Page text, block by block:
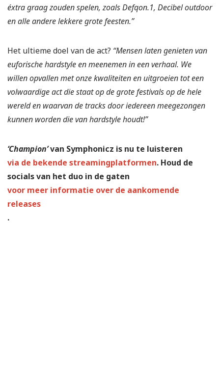
éxtra graag zouden spelen, zoals Defqon.1, Decibel outdoor
en alle andere lekkere grote feesten.”
Het ultieme doel van de act? “Mensen laten genieten van
euforische hardstyle en meenemen in een verhaal. We
willen opvallen met onze kwaliteiten en uitgroeien tot een
volwaardige act die staat op de grote festivals op de hele
wereld en waarvan de tracks door iedereen meegezongen
kunnen worden die van hardstyle houdt!”
‘Champion’van Symphonicz is nu te luisteren
via de bekende streamingplatformen. Houd de
socials van het duo in de gaten
voor meer informatie over de aankomende
releases
.